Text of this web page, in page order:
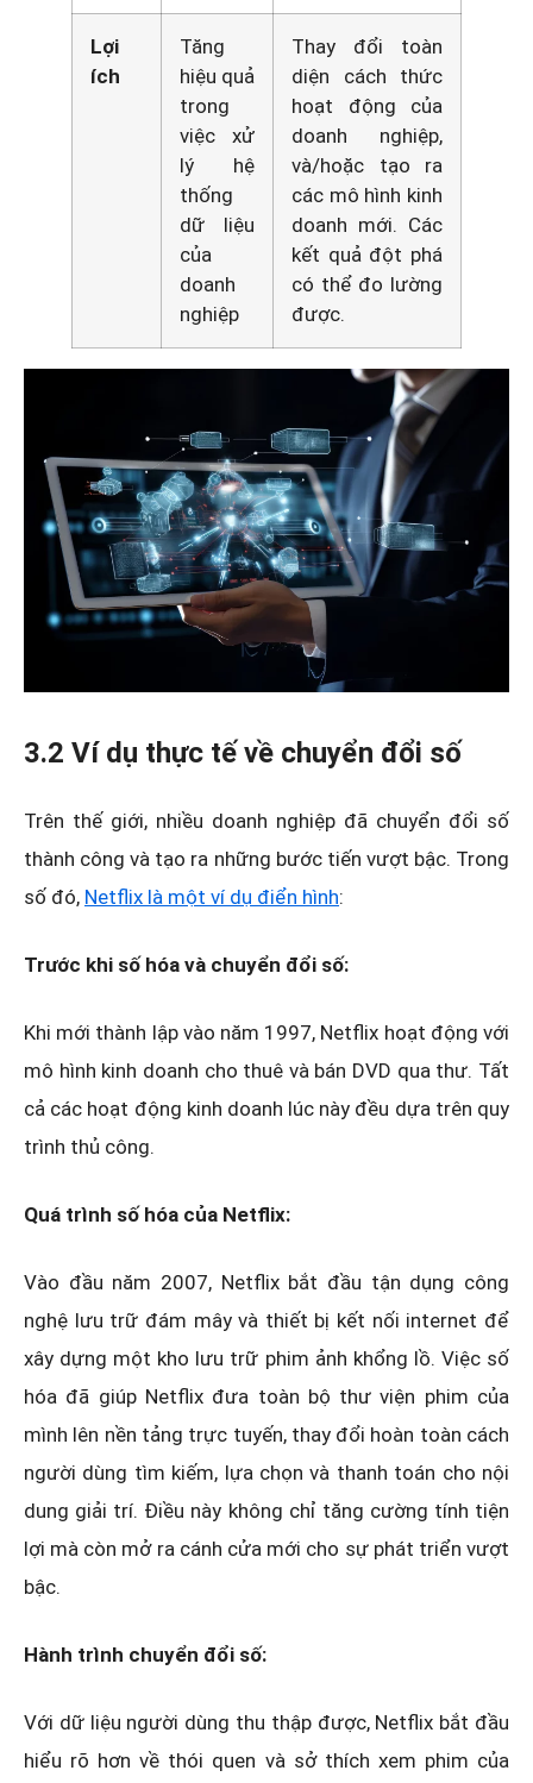
Lợi
ích
Tăng
hiệu quả
trong
việc xử
lý hệ
thống
dữ liệu
của
doanh
nghiệp
Thay đổi toàn
diện cách thức
hoạt động của
doanh nghiệp,
và/hoặc tạo ra
các mô hình kinh
doanh mới. Các
kết quả đột phá
có thể đo lường
được.
3.2 Ví dụ thực tế về chuyển đổi số
Trên thế giới, nhiều doanh nghiệp đã chuyển đổi số
thành công và tạo ra những bước tiến vượt bậc. Trong
số đó, Netflix là một ví dụ điển hình:
Trước khi số hóa và chuyển đổi số:
Khi mới thành lập vào năm 1997, Netflix hoạt động với
mô hình kinh doanh cho thuê và bán DVD qua thư. Tất
cả các hoạt động kinh doanh lúc này đều dựa trên quy
trình thủ công.
Quá trình số hóa của Netflix:
Vào đầu năm 2007, Netflix bắt đầu tận dụng công
nghệ lưu trữ đám mây và thiết bị kết nối internet để
xây dựng một kho lưu trữ phim ảnh khổng lồ. Việc số
hóa đã giúp Netflix đưa toàn bộ thư viện phim của
mình lên nền tảng trực tuyến, thay đổi hoàn toàn cách
người dùng tìm kiếm, lựa chọn và thanh toán cho nội
dung giải trí. Điều này không chỉ tăng cường tính tiện
lợi mà còn mở ra cánh cửa mới cho sự phát triển vượt
bậc.
Hành trình chuyển đổi số:
Với dữ liệu người dùng thu thập được, Netflix bắt đầu
hiểu rõ hơn về thói quen và sở thích xem phim của